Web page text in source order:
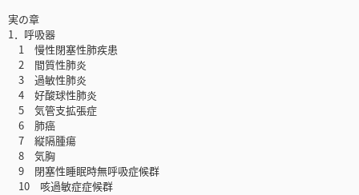
実の章
1．呼吸器
1 慢性閉塞性肺疾患
2 間質性肺炎
3 過敏性肺炎
4 好酸球性肺炎
5 気管支拡張症
6 肺癌
7 縦隔腫瘍
8 気胸
9 閉塞性睡眠時無呼吸症候群
10 咳過敏症症候群